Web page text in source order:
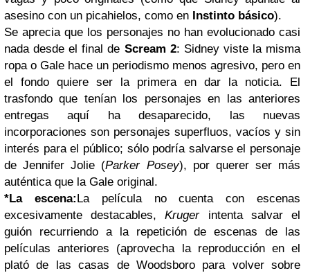
asesino con un picahielos, como en Instinto básico).
Se aprecia que los personajes no han evolucionado casi
nada desde el final de Scream 2: Sidney viste la misma
ropa o Gale hace un periodismo menos agresivo, pero en
el fondo quiere ser la primera en dar la noticia. El
trasfondo que tenían los personajes en las anteriores
entregas aquí ha desaparecido, las nuevas
incorporaciones son personajes superfluos, vacíos y sin
interés para el público; sólo podría salvarse el personaje
de Jennifer Jolie (Parker Posey), por querer ser más
auténtica que la Gale original.
*La escena:La película no cuenta con escenas
excesivamente destacables,Krugerintenta salvar el
guión recurriendo a la repetición de escenas de las
películas anteriores (aprovecha la reproducción en el
plató de las casas de Woodsboro para volver sobre